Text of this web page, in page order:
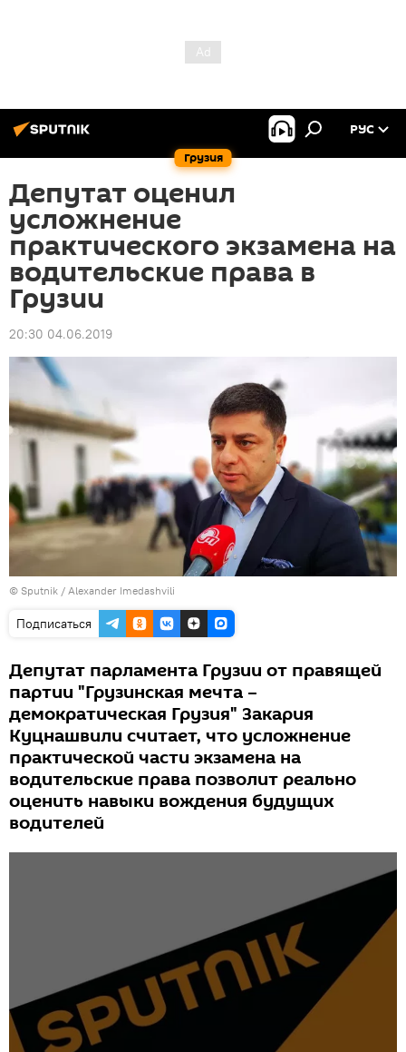
Грузия
РУС
Депутат оценил
усложнение
практического экзамена на
водительские права в
Грузии
20:30 04.06.2019
© Sputnik / Alexander Imedashvili
Подписаться
Депутат парламента Грузии от правящей
партии "Грузинская мечта –
демократическая Грузия" Закария
Куцнашвили считает, что усложнение
практической части экзамена на
водительские права позволит реально
оценить навыки вождения будущих
водителей